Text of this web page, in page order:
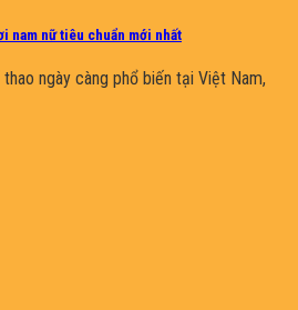
nam nữ tiêu chuẩn mới nhất
ngày càng phổ biến tại Việt Nam,